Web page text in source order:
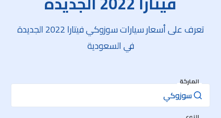
تعرف على أسعار سيارات سوزوكي فيتارا 2022 الجديدة
في السعودية
الماركة